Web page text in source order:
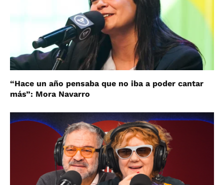
“Hace un año pensaba que no iba a poder cantar
más”: Mora Navarro